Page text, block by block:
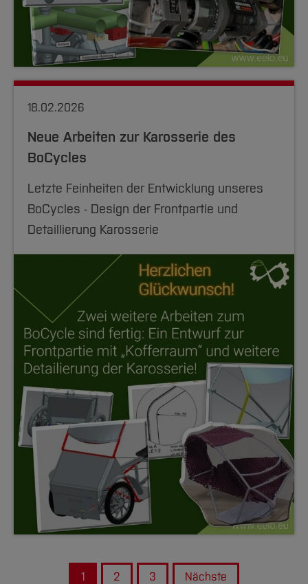
18.02.2026
Neue Arbeiten zur Karosserie des
BoCycles
Letzte Feinheiten der Entwicklung unseres
BoCycles - Design der Frontpartie und
Detaillierung Karosserie
1 2 3 Nächste